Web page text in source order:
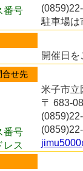
番号
駐車場は
開催日
合せ先
米子市立
〒 683-
番号
レス